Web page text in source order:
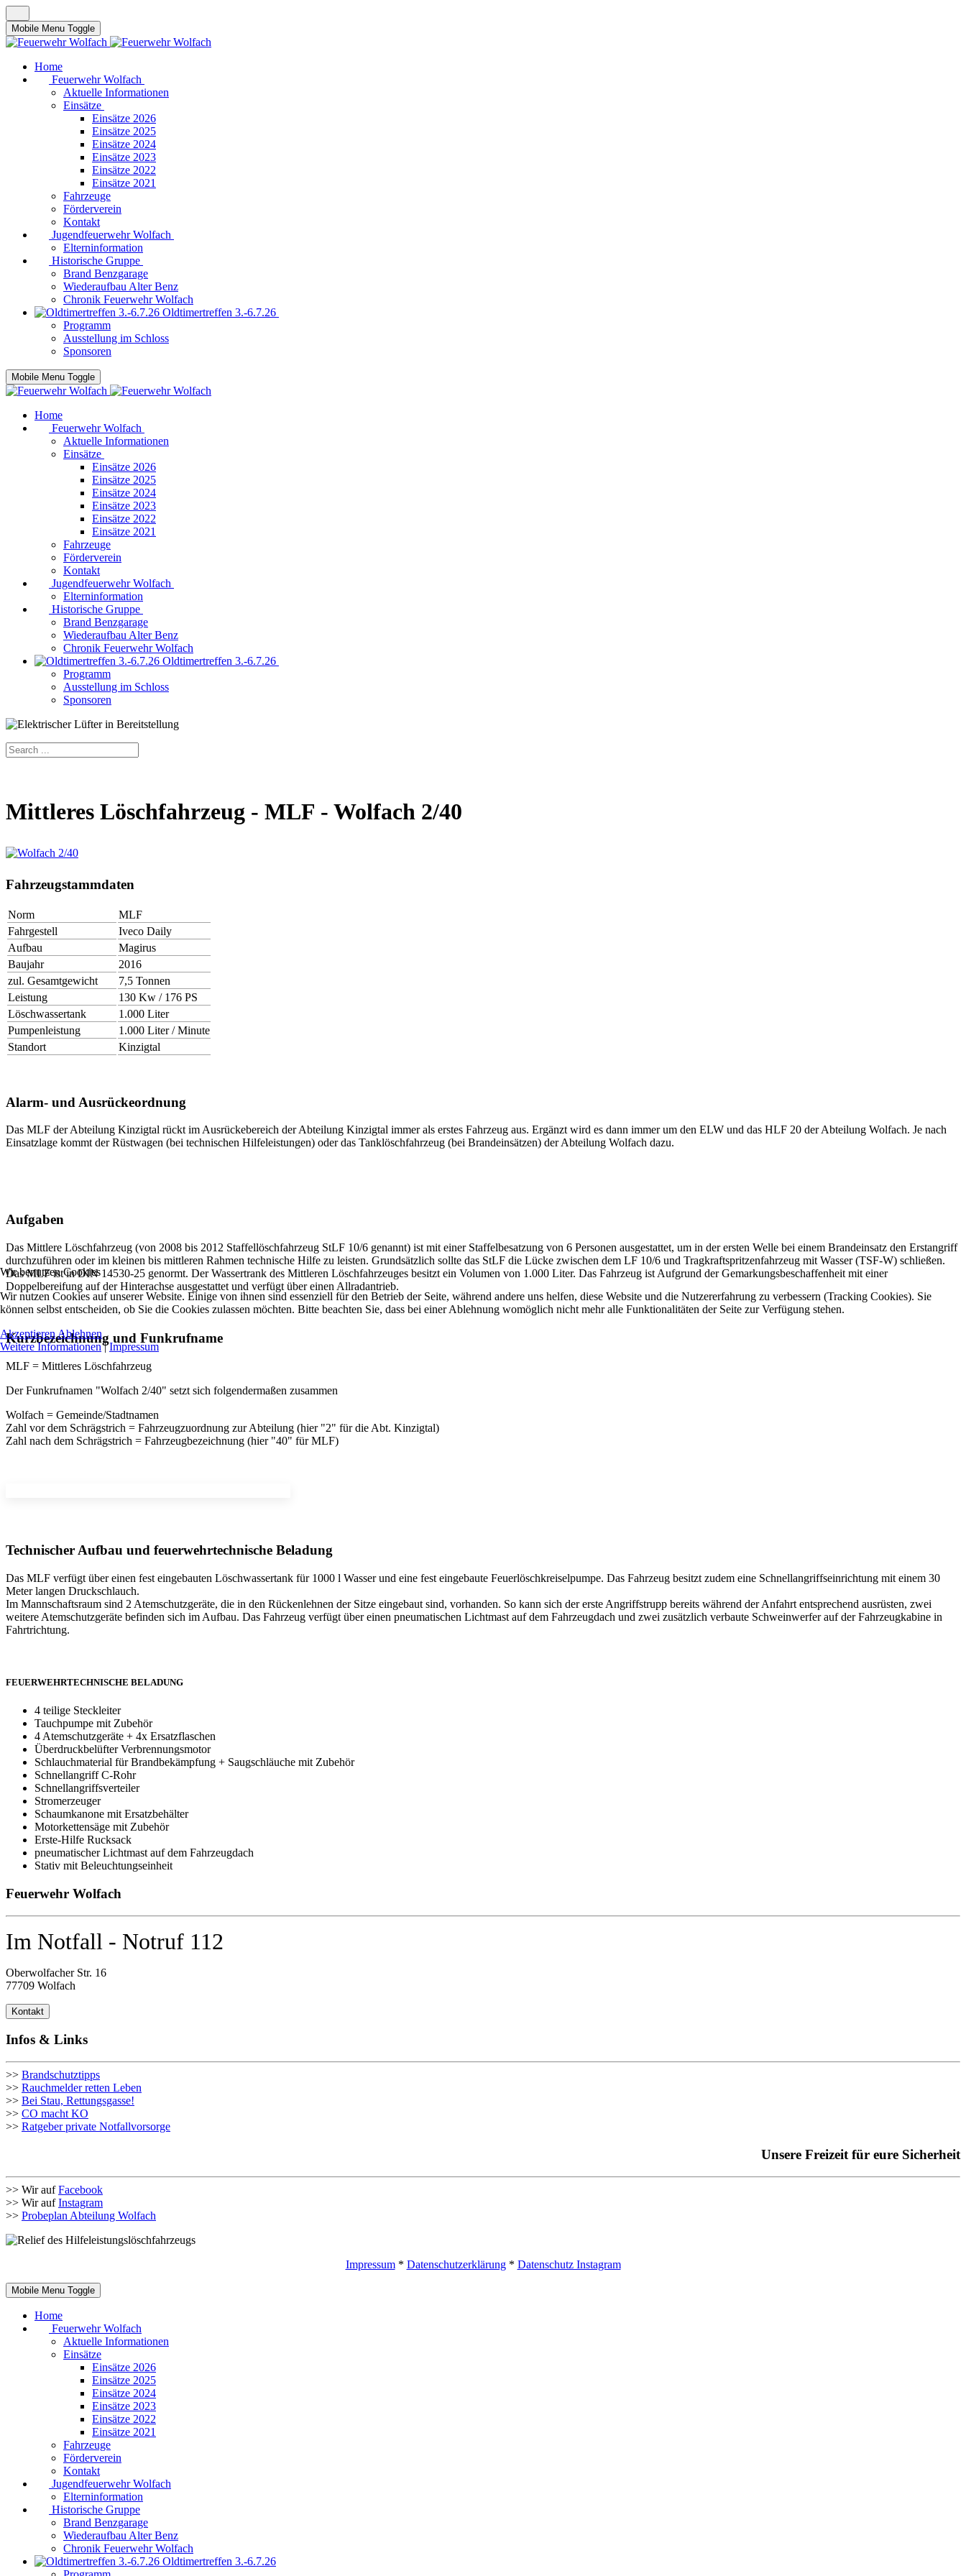
Mobile Menu Toggle
Home
Feuerwehr Wolfach
Aktuelle Informationen
Einsätze
Einsätze 2026
Einsätze 2025
Einsätze 2024
Einsätze 2023
Einsätze 2022
Einsätze 2021
Fahrzeuge
Förderverein
Kontakt
Jugendfeuerwehr Wolfach
Elterninformation
Historische Gruppe
Brand Benzgarage
Wiederaufbau Alter Benz
Chronik Feuerwehr Wolfach
Oldtimertreffen 3.-6.7.26
Programm
Ausstellung im Schloss
Sponsoren
Mobile Menu Toggle
Home
Feuerwehr Wolfach
Aktuelle Informationen
Einsätze
Einsätze 2026
Einsätze 2025
Einsätze 2024
Einsätze 2023
Einsätze 2022
Einsätze 2021
Fahrzeuge
Förderverein
Kontakt
Jugendfeuerwehr Wolfach
Elterninformation
Historische Gruppe
Brand Benzgarage
Wiederaufbau Alter Benz
Chronik Feuerwehr Wolfach
Oldtimertreffen 3.-6.7.26
Programm
Ausstellung im Schloss
Sponsoren
Mittleres Löschfahrzeug - MLF - Wolfach 2/40
Fahrzeugstammdaten
Norm
MLF
Fahrgestell
Iveco Daily
Aufbau
Magirus
Baujahr
2016
zul. Gesamtgewicht
7,5 Tonnen
Leistung
130 Kw / 176 PS
Löschwassertank
1.000 Liter
Pumpenleistung
1.000 Liter / Minute
Standort
Kinzigtal
Alarm- und Ausrückeordnung
Das MLF der Abteilung Kinzigtal rückt im Ausrückebereich der Abteilung Kinzigtal immer als erstes Fahrzeug aus. Ergänzt wird es dann immer um den ELW und das HLF 20 der Abteilung Wolfach. Je nach
Einsatzlage kommt der Rüstwagen (bei technischen Hilfeleistungen) oder das Tanklöschfahrzeug (bei Brandeinsätzen) der Abteilung Wolfach dazu.
Aufgaben
Das Mittlere Löschfahrzeug (von 2008 bis 2012 Staffellöschfahrzeug StLF 10/6 genannt) ist mit einer Staffelbesatzung von 6 Personen ausgestattet, um in der ersten Welle bei einem Brandeinsatz den Erstangriff
durchzuführen oder im kleinen bis mittleren Rahmen technische Hilfe zu leisten. Grundsätzlich sollte das StLF die Lücke zwischen dem LF 10/6 und Tragkraftspritzenfahrzeug mit Wasser (TSF-W) schließen.
Das MLF ist in DIN 14530-25 genormt. Der Wassertrank des Mittleren Löschfahrzeuges besitzt ein Volumen von 1.000 Liter. Das Fahrzeug ist Aufgrund der Gemarkungsbeschaffenheit mit einer
Doppelbereifung auf der Hinterachse ausgestattet und verfügt über einen Allradantrieb.
Kurzbezeichnung und Funkrufname
MLF = Mittleres Löschfahrzeug
Der Funkrufnamen "Wolfach 2/40" setzt sich folgendermaßen zusammen
Wolfach = Gemeinde/Stadtnamen
Zahl vor dem Schrägstrich = Fahrzeugzuordnung zur Abteilung (hier "2" für die Abt. Kinzigtal)
Zahl nach dem Schrägstrich = Fahrzeugbezeichnung (hier "40" für MLF)
Technischer Aufbau und feuerwehrtechnische Beladung
Das MLF verfügt über einen fest eingebauten Löschwassertank für 1000 l Wasser und eine fest eingebaute Feuerlöschkreiselpumpe. Das Fahrzeug besitzt zudem eine Schnellangriffseinrichtung mit einem 30
Meter langen Druckschlauch.
Im Mannschaftsraum sind 2 Atemschutzgeräte, die in den Rückenlehnen der Sitze eingebaut sind, vorhanden. So kann sich der erste Angriffstrupp bereits während der Anfahrt entsprechend ausrüsten, zwei
weitere Atemschutzgeräte befinden sich im Aufbau. Das Fahrzeug verfügt über einen pneumatischen Lichtmast auf dem Fahrzeugdach und zwei zusätzlich verbaute Schweinwerfer auf der Fahrzeugkabine in
Fahrtrichtung.
FEUERWEHRTECHNISCHE BELADUNG
4 teilige Steckleiter
Tauchpumpe mit Zubehör
4 Atemschutzgeräte + 4x Ersatzflaschen
Überdruckbelüfter Verbrennungsmotor
Schlauchmaterial für Brandbekämpfung + Saugschläuche mit Zubehör
Schnellangriff C-Rohr
Schnellangriffsverteiler
Stromerzeuger
Schaumkanone mit Ersatzbehälter
Motorkettensäge mit Zubehör
Erste-Hilfe Rucksack
pneumatischer Lichtmast auf dem Fahrzeugdach
Stativ mit Beleuchtungseinheit
Feuerwehr Wolfach
Im Notfall - Notruf 112
Oberwolfacher Str. 16
77709 Wolfach
Kontakt
Infos & Links
>> Brandschutztipps
>> Rauchmelder retten Leben
>> Bei Stau, Rettungsgasse!
>> CO macht KO
>> Ratgeber private Notfallvorsorge
Unsere Freizeit für eure Sicherheit
>> Wir aufFacebook
>> Wir aufInstagram
>> Probeplan Abteilung Wolfach
Impressum* Datenschutzerklärung* Datenschutz Instagram
Mobile Menu Toggle
Home
Feuerwehr Wolfach
Aktuelle Informationen
Einsätze
Einsätze 2026
Einsätze 2025
Einsätze 2024
Einsätze 2023
Einsätze 2022
Einsätze 2021
Fahrzeuge
Förderverein
Kontakt
Jugendfeuerwehr Wolfach
Elterninformation
Historische Gruppe
Brand Benzgarage
Wiederaufbau Alter Benz
Chronik Feuerwehr Wolfach
Oldtimertreffen 3.-6.7.26
Wir benutzen Cookies
Wir nutzen Cookies auf unserer Website. Einige von ihnen sind essenziell für den Betrieb der Seite, während andere uns helfen, diese Website und die Nutzererfahrung zu verbessern (Tracking Cookies). Sie
können selbst entscheiden, ob Sie die Cookies zulassen möchten. Bitte beachten Sie, dass bei einer Ablehnung womöglich nicht mehr alle Funktionalitäten der Seite zur Verfügung stehen.
AkzeptierenAblehnen
Weitere Informationen|Impressum